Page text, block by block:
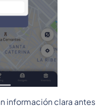
información clara antes